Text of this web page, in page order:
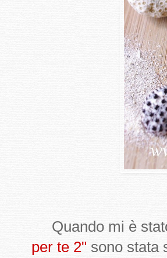
Quando mi è
per te 2" sono stata